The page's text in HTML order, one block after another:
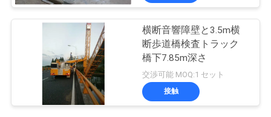
引
横断音響障壁と3.5m横
断歩道橋検査トラック
橋下7.85m深さ
交渉可能 MOQ:1 セット
接触